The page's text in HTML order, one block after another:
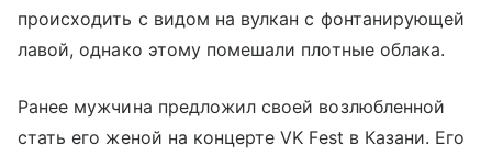
происходить с видом на вулкан с фонтанирующей
лавой, однако этому помешали плотные облака.
Ранее мужчина предложил своей возлюбленной
стать его женой на концерте VK Fest в Казани. Его